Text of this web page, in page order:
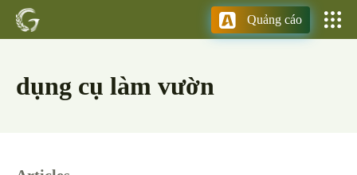
Quảng cáo
dụng cụ làm vườn